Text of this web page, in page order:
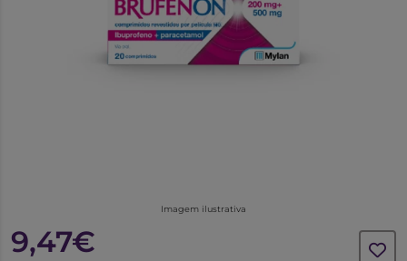
Imagem ilustrativa
9,47€